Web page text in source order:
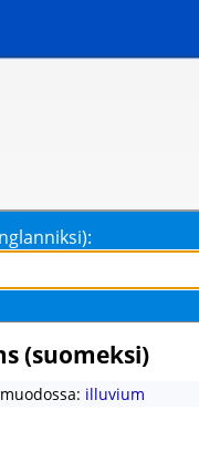
(suomeksi)
illuvium